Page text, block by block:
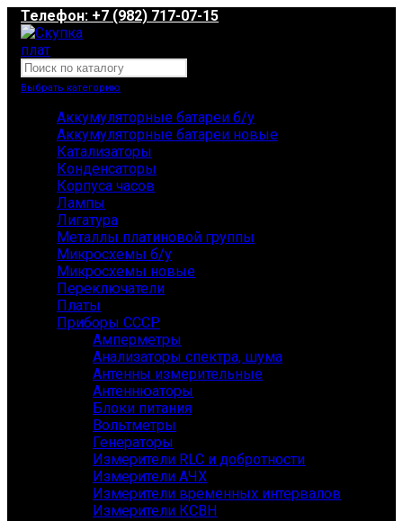
Телефон: +7 (982) 717-07-15
Выбрать категорию
Аккумуляторные батареи б/у
Аккумуляторные батареи новые
Катализаторы
Конденсаторы
Корпуса часов
Лампы
Лигатура
Металлы платиновой группы
Микросхемы б/у
Микросхемы новые
Переключатели
Платы
Приборы СССР
Амперметры
Анализаторы спектра, шума
Антенны измерительные
Антеннюаторы
Блоки питания
Вольтметры
Генераторы
Измерители RLC и добротности
Измерители АЧХ
Измерители временных интервалов
Измерители КСВН